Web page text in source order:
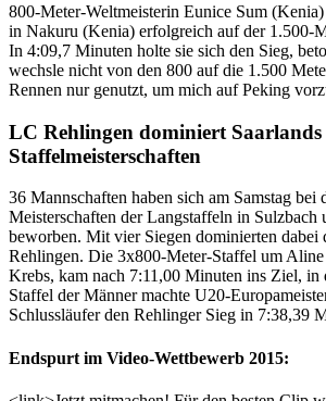
800-Meter-Weltmeisterin Eunice Sum (Kenia)
in Nakuru (Kenia) erfolgreich auf der 1.500-
In 4:09,7 Minuten holte sie sich den Sieg,
wechsle nicht von den 800 auf die 1.500
Rennen nur genutzt, um mich auf Peking
LC Rehlingen dominiert Saarlands
Staffelmeisterschaften
36 Mannschaften haben sich am Samstag bei
Meisterschaften der Langstaffeln in Sulzbach
beworben. Mit vier Siegen dominierten dabei
Rehlingen. Die 3x800-Meter-Staffel um Aline
Krebs, kam nach 7:11,00 Minuten ins Ziel, in
Staffel der Männer machte U20-
Schlussläufer den Rehlinger Sieg in 7:38,39
Endspurt im Video-Wettbewerb 2015: